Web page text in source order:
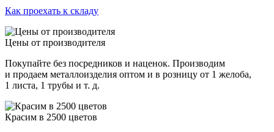
Как проехать к складу
Цены от производителя
Покупайте без посредников и наценок. Производим
и продаем металлоизделия оптом и в розницу от 1 желоба,
1 листа, 1 трубы и т. д.
Красим в 2500 цветов